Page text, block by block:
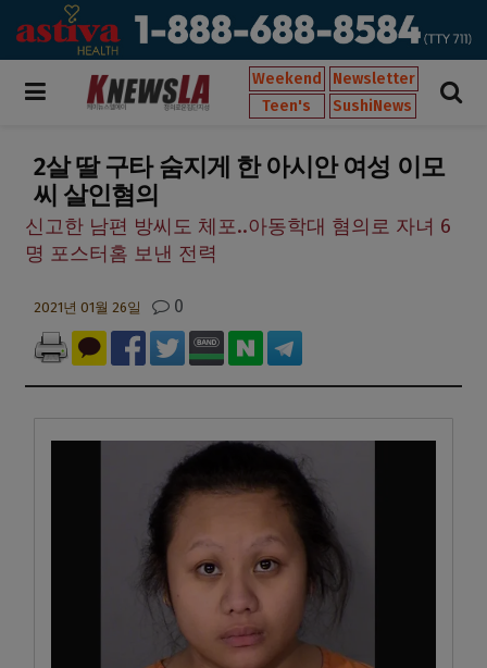
Weekend
Newsletter
Teen's
SushiNews
2살 딸 구타 숨지게 한 아시안 여성 이모
씨 살인혐의
신고한 남편 방씨도 체포..아동학대 혐의로 자녀 6
명 포스터홈 보낸 전력
2021년 01월 26일 0